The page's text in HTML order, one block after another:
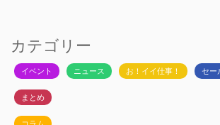
カテゴリー
イベント ニュース お！イイ仕事！ セー
まとめ